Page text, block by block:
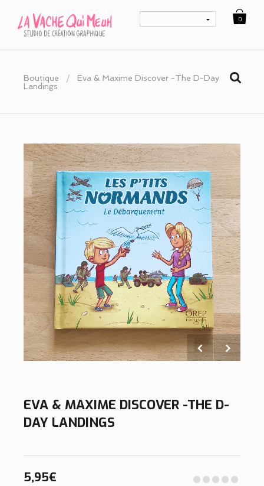
0
Boutique /
Eva & Maxime Discover -The D-Day
Landings
EVA & MAXIME DISCOVER -THE D-
DAY LANDINGS
5,95€